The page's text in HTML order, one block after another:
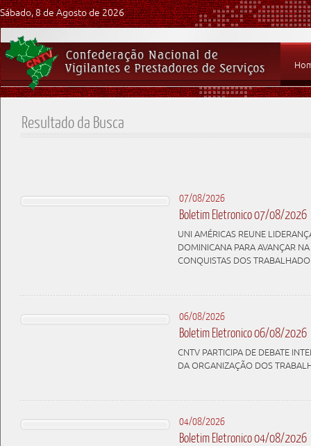
Sábado, 8 de Agosto de 2026
Resultado da Busca
07/08/2026
Boletim Eletronico 07/08/2026
UNI AMÉRICAS REUNE
DOMINICANA PARA AVANÇAR
CONQUISTAS DOS
06/08/2026
Boletim Eletronico 06/08/2026
CNTV PARTICIPA DE DEBATE
DA ORGANIZAÇÃO DOS
04/08/2026
Boletim Eletronico 04/08/2026